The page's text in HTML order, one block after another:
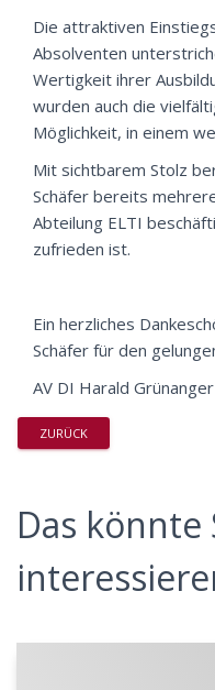
Die attraktiven
Absolventen
Wertigkeit ihrer
wurden auch die
Möglichkeit, in einem
Mit sichtbarem Stolz
Schäfer bereits
Abteilung ELTI
zufrieden ist.
Ein herzliches
Schäfer für den
AV DI Harald Grünanger
ZURÜCK
Das könnte